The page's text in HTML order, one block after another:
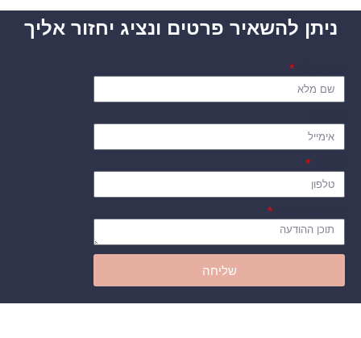
ניתן להשאיר פרטים ונציג יחזור אליך
שליחה